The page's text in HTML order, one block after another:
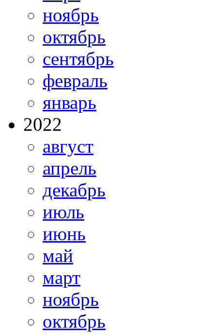
ноябрь
октябрь
сентябрь
февраль
январь
2022
август
апрель
декабрь
июль
июнь
май
март
ноябрь
октябрь